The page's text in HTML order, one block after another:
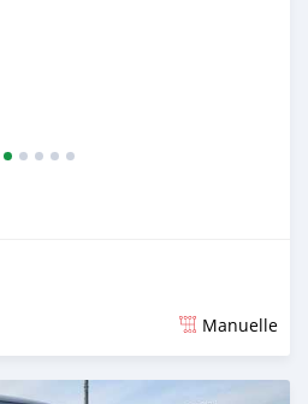
Manuelle